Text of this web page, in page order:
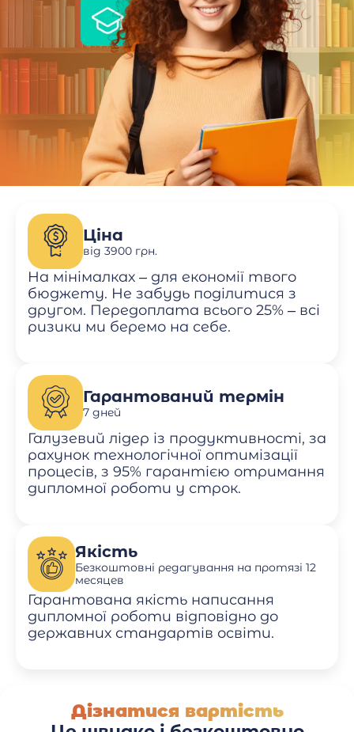
Ціна
від 3900 грн.
На мінімалках – для економії твого
бюджету. Не забудь поділитися з
другом. Передоплата всього 25% – всі
ризики ми беремо на себе.
Гарантований термін
7 дней
Галузевий лідер із продуктивності, за
рахунок технологічної оптимізації
процесів, з 95% гарантією отримання
дипломної роботи у строк.
Якість
Безкоштовні редагування на протязі 12
месяцев
Гарантована якість написання
дипломної роботи відповідно до
державних стандартів освіти.
Дізнатися вартість